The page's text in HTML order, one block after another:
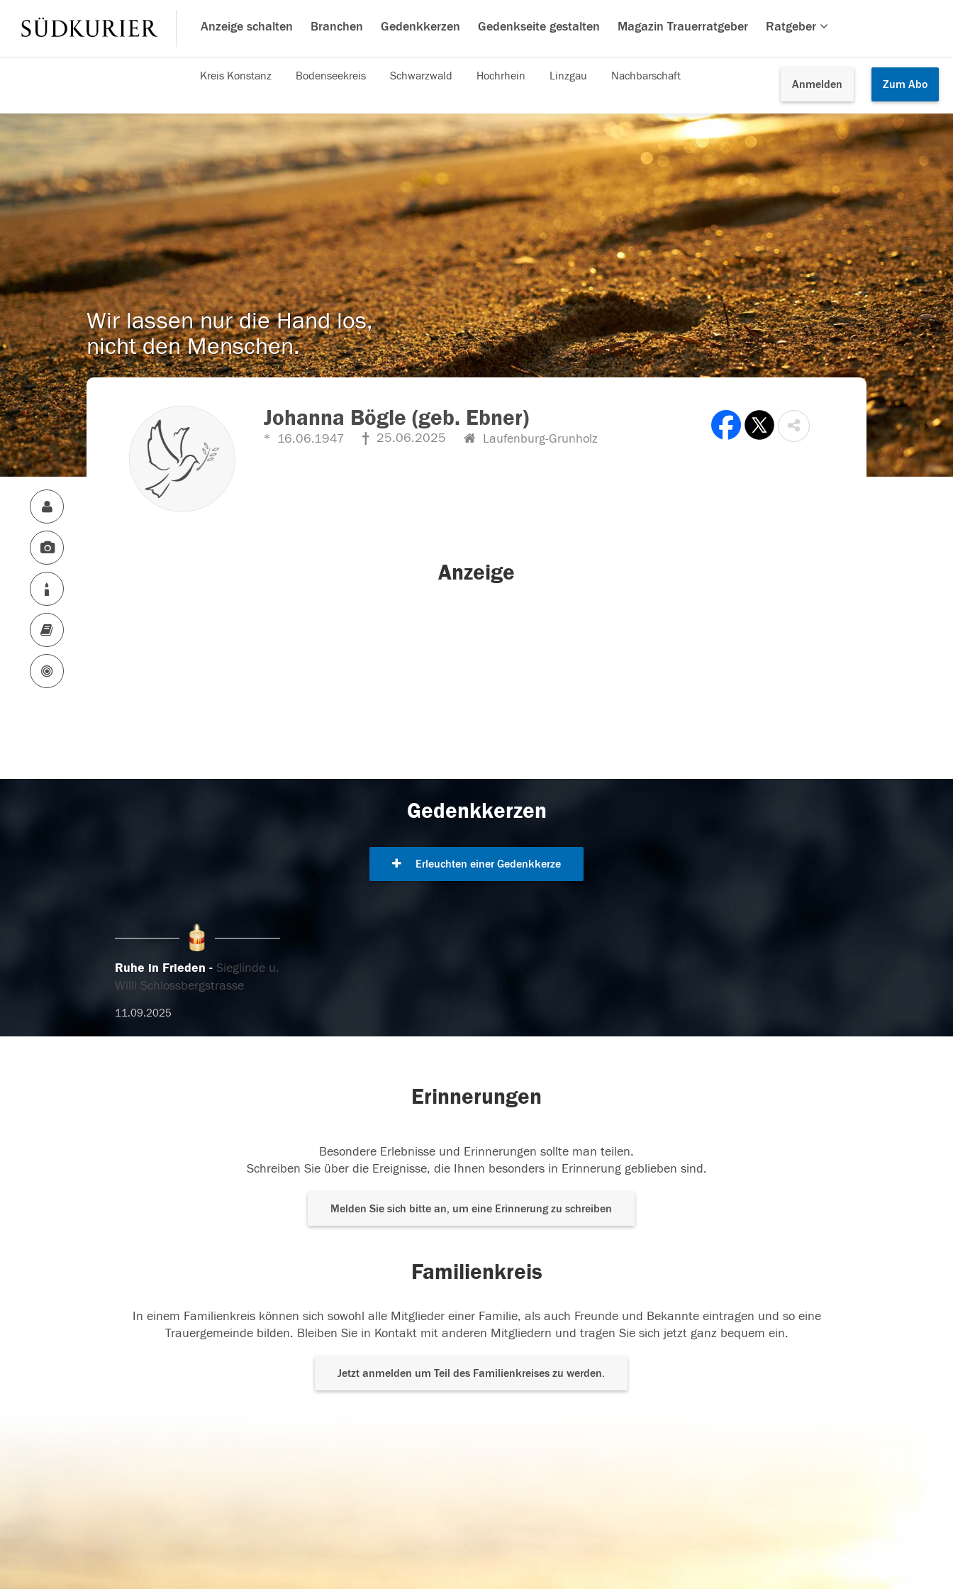
Anzeige schalten Branchen Gedenkkerzen Gedenkseite gestalten Magazin Trauerratgeber Ratgeber
Anmelden Zum Abo
Kreis Konstanz Bodenseekreis Schwarzwald Hochrhein Linzgau Nachbarschaft
Wir lassen nur die Hand los,
nicht den Menschen.
Johanna Bögle (geb. Ebner)
16.06.1947 25.06.2025 Laufenburg-Grunholz
Anzeige
Gedenkkerzen
Erleuchten einer Gedenkkerze
Ruhe in Frieden
Sieglinde u.
Willi Schlossbergstrasse
11.09.2025
Erinnerungen
Besondere Erlebnisse und Erinnerungen sollte man teilen.
Schreiben Sie über die Ereignisse, die Ihnen besonders in Erinnerung geblieben sind.
Melden Sie sich bitte an, um eine Erinnerung zu schreiben
Familienkreis
In einem Familienkreis können sich sowohl alle Mitglieder einer Familie, als auch Freunde und Bekannte eintragen und so eine
Trauergemeinde bilden. Bleiben Sie in Kontakt mit anderen Mitgliedern und tragen Sie sich jetzt ganz bequem ein.
Jetzt anmelden um Teil des Familienkreises zu werden.